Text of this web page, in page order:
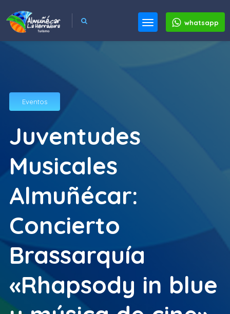
whatsapp
Eventos
Juventudes
Musicales
Almuñécar:
Concierto
Brassarquía
«Rhapsody in blue